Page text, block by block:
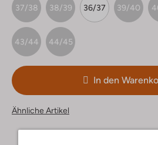
37/38 38/39 36/37 39/40
43/44 44/45
In den
Ähnliche Artikel